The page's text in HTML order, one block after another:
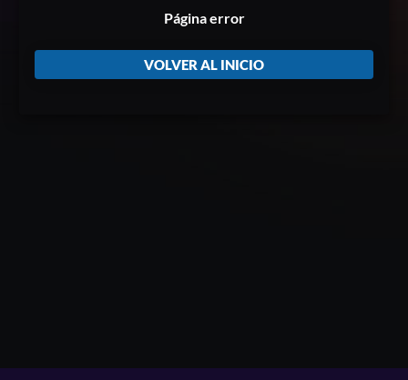
Página error
VOLVER AL INICIO